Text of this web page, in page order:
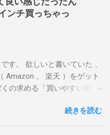
ンチ買っちゃっ
す。 欲しいと書いていた 、
Amazon 、 楽天 ）をゲット
の求める「買いやすい価
ので満足度が高いです。 ぼ
、ウマ娘、プリコネR、艦こ
続きを読む